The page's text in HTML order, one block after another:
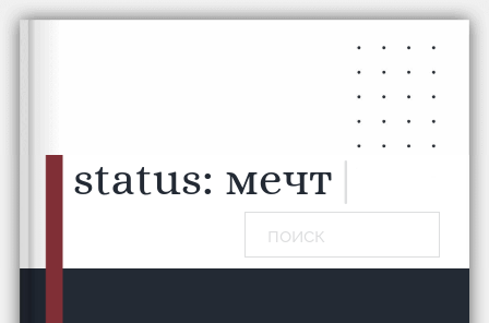
Перейти к основному содержанию
Перейти к нижнему колонтитулу
status: читаю...
Поиск